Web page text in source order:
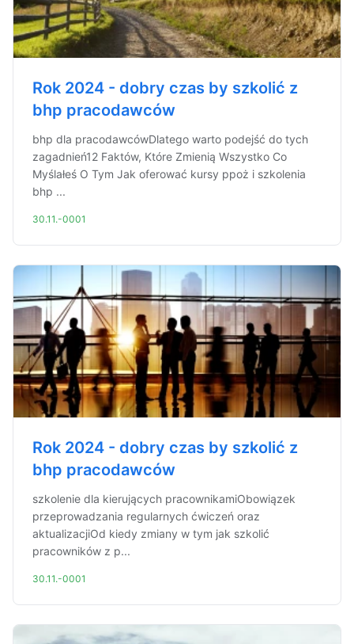
Rok 2024 - dobry czas by szkolić z
bhp pracodawców
bhp dla pracodawcówDlatego warto podejść do tych
zagadnień12 Faktów, Które Zmienią Wszystko Co
Myślałeś O Tym Jak oferować kursy ppoż i szkolenia
bhp ...
30.11.-0001
Rok 2024 - dobry czas by szkolić z
bhp pracodawców
szkolenie dla kierujących pracownikamiObowiązek
przeprowadzania regularnych ćwiczeń oraz
aktualizacjiOd kiedy zmiany w tym jak szkolić
pracowników z p...
30.11.-0001